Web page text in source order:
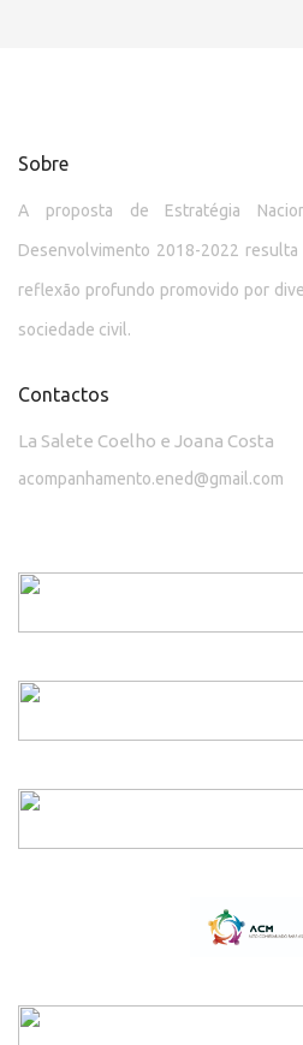
Sobre
A proposta de Estratégia
Desenvolvimento 2018-2022
reflexão profundo promovido por
sociedade civil.
Contactos
La Salete Coelho e Joana Costa
acompanhamento.ened@gmail.com